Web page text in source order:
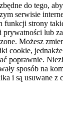
do tego,
serwisie
funkcji strony
prywatności lub
Możesz
cookie,
poprawnie.
sposób na
i są usuwane z